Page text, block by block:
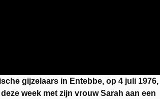
gijzelaars in Entebbe, op 4 juli 1976,
week met zijn vrouw Sarah aan een